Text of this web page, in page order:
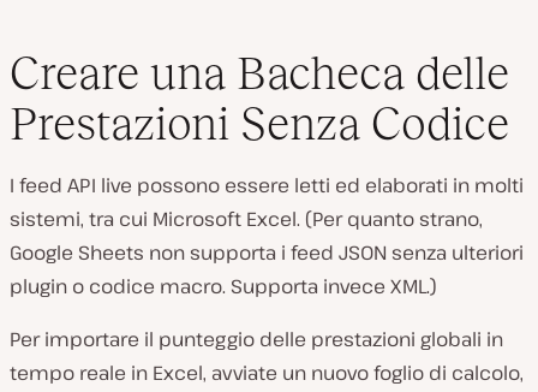
Creare una Bacheca delle
Prestazioni Senza Codice
I feed API live possono essere letti ed elaborati in molti
sistemi, tra cui Microsoft Excel. (Per quanto strano,
Google Sheets non supporta i feed JSON senza ulteriori
plugin o codice macro. Supporta invece XML.)
Per importare il punteggio delle prestazioni globali in
tempo reale in Excel, avviate un nuovo foglio di calcolo,